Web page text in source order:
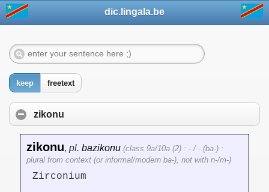
dic.lingala.be
keep freetext
zikonu
zikonu, pl. bazikonu (class 9a/10a (2) : - / - (ba-) :
plural from context (or informal/modern ba-), not with n-/m-)
Zirconium